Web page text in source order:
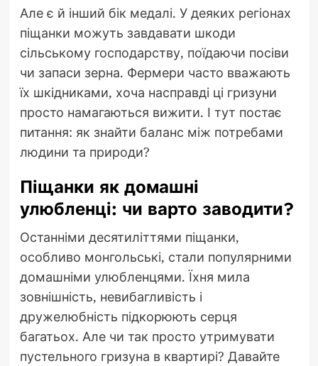
Але є й інший бік медалі. У деяких регіонах
піщанки можуть завдавати шкоди
сільському господарству, поїдаючи посіви
чи запаси зерна. Фермери часто вважають
їх шкідниками, хоча насправді ці гризуни
просто намагаються вижити. І тут постає
питання: як знайти баланс між потребами
людини та природи?
Піщанки як домашні
улюбленці: чи варто заводити?
Останніми десятиліттями піщанки,
особливо монгольські, стали популярними
домашніми улюбленцями. Їхня мила
зовнішність, невибагливість і
дружелюбність підкорюють серця
багатьох. Але чи так просто утримувати
пустельного гризуна в квартирі? Давайте